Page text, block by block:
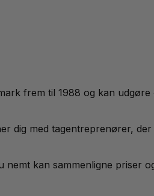
frem til 1988 og kan udgøre
dig med tagentreprenører,
kan sammenligne priser